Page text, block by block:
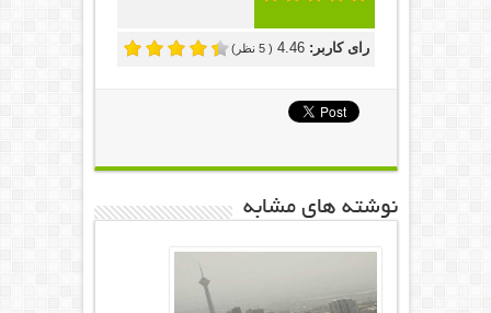
رای کاربر:4.46
(
5 نظر)
نوشته های مشابه